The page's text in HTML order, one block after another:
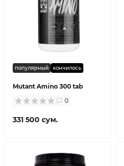
популярный кончилось
Mutant Amino 300 tab
0
331 500 сум.